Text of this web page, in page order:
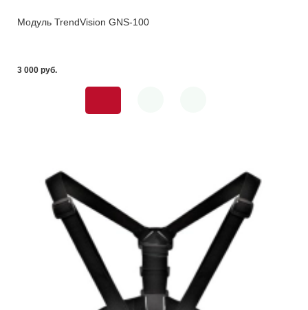
Модуль TrendVision GNS-100
3 000 pуб.